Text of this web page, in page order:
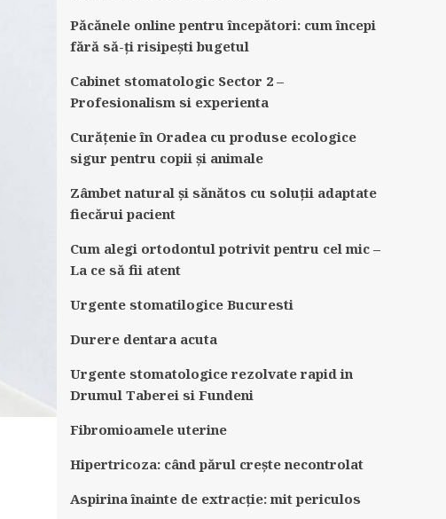
Păcănele online pentru începători: cum începi
fără să-ți risipești bugetul
Cabinet stomatologic Sector 2 –
Profesionalism si experienta
Curățenie în Oradea cu produse ecologice
sigur pentru copii și animale
Zâmbet natural și sănătos cu soluții adaptate
fiecărui pacient
Cum alegi ortodontul potrivit pentru cel mic –
La ce să fii atent
Urgente stomatilogice Bucuresti
Durere dentara acuta
Urgente stomatologice rezolvate rapid in
Drumul Taberei si Fundeni
Fibromioamele uterine
Hipertricoza: când părul crește necontrolat
Aspirina înainte de extracție: mit periculos